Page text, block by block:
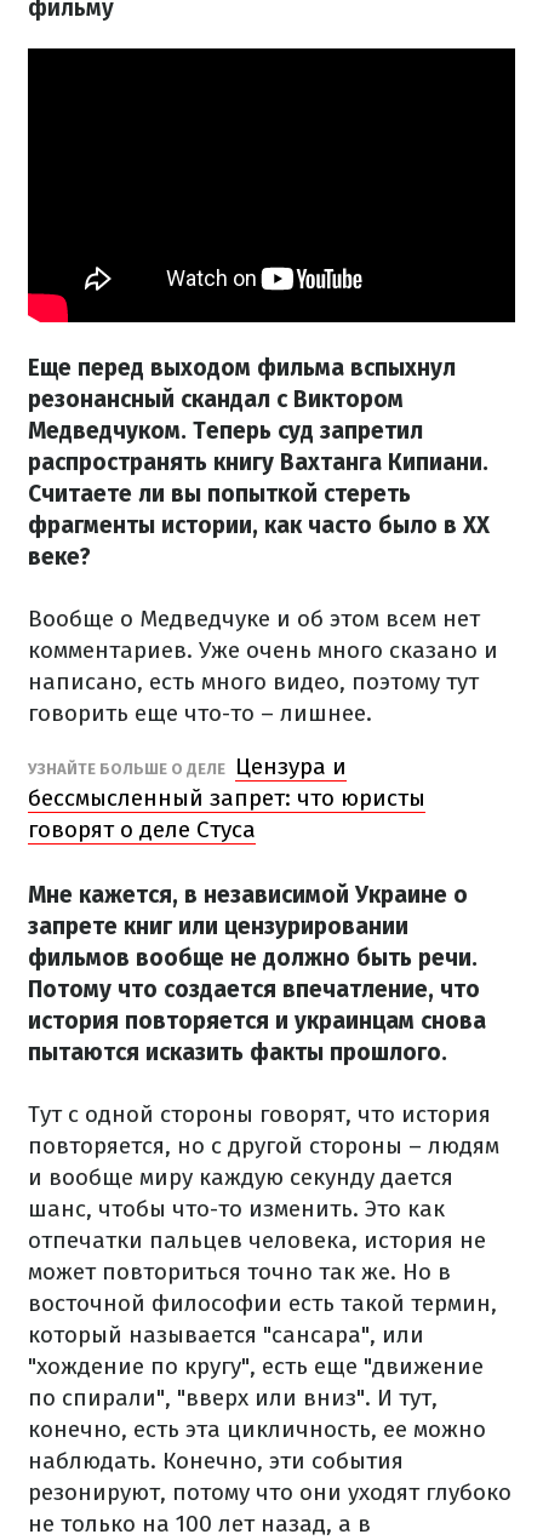
фильму
Еще перед выходом фильма вспыхнул
резонансный скандал с Виктором
Медведчуком. Теперь суд запретил
распространять книгу Вахтанга Кипиани.
Считаете ли вы попыткой стереть
фрагменты истории, как часто было в ХХ
веке?
Вообще о Медведчуке и об этом всем нет
комментариев. Уже очень много сказано и
написано, есть много видео, поэтому тут
говорить еще что-то – лишнее.
УЗНАЙТЕ БОЛЬШЕ О ДЕЛЕ
Цензура и
бессмысленный запрет: что юристы
говорят о деле Стуса
Мне кажется, в независимой Украине о
запрете книг или цензурировании
фильмов вообще не должно быть речи.
Потому что создается впечатление, что
история повторяется и украинцам снова
пытаются исказить факты прошлого.
Тут с одной стороны говорят, что история
повторяется, но с другой стороны – людям
и вообще миру каждую секунду дается
шанс, чтобы что-то изменить. Это как
отпечатки пальцев человека, история не
может повториться точно так же. Но в
восточной философии есть такой термин,
который называется "сансара", или
"хождение по кругу", есть еще "движение
по спирали", "вверх или вниз". И тут,
конечно, есть эта цикличность, ее можно
наблюдать. Конечно, эти события
резонируют, потому что они уходят глубоко
не только на 100 лет назад, а в